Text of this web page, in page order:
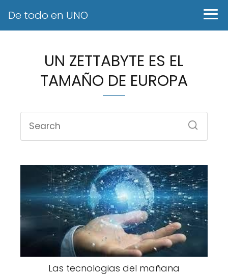
De todo en UNO
UN ZETTABYTE ES EL
TAMAÑO DE EUROPA
Las tecnologias del mañana